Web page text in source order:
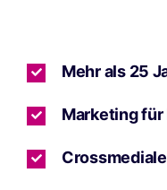
Mehr als 25
Marketing für